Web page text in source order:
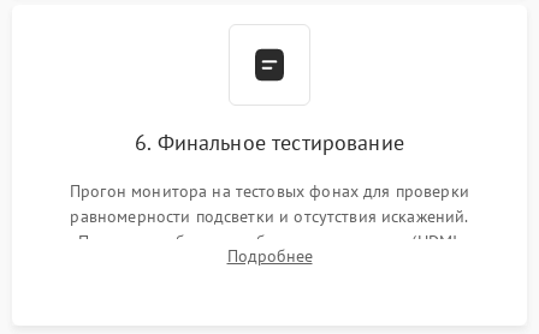
6. Финальное тестирование
Прогон монитора на тестовых фонах для проверки
равномерности подсветки и отсутствия искажений.
Проверка работоспособности всех портов (HDMI,
DisplayPort, VGA) и кнопок управления под нагрузкой в
Подробнее